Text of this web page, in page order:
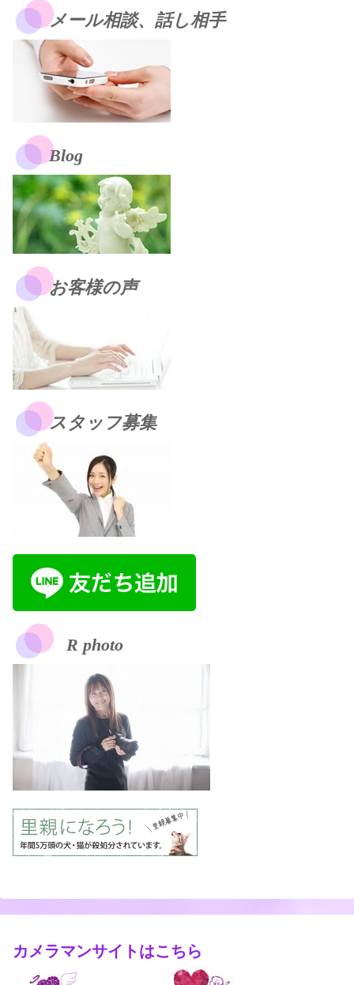
メール相談、話し相手
Blog
お客様の声
スタッフ募集
R photo
カメラマンサイトはこちら